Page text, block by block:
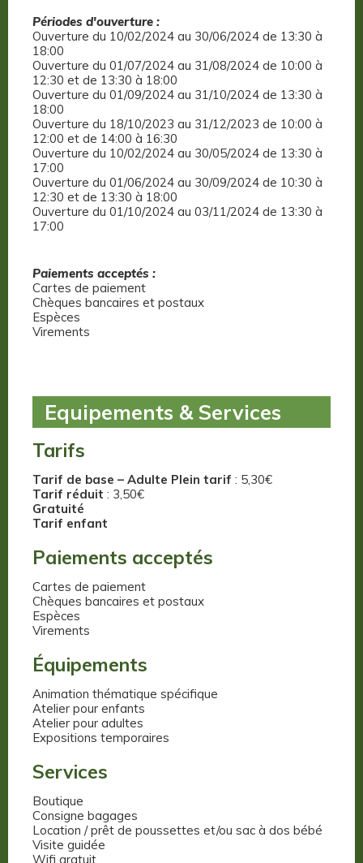
Périodes d'ouverture :
Ouverture du 10/02/2024 au 30/06/2024 de 13:30 à
18:00
Ouverture du 01/07/2024 au 31/08/2024 de 10:00 à
12:30 et de 13:30 à 18:00
Ouverture du 01/09/2024 au 31/10/2024 de 13:30 à
18:00
Ouverture du 18/10/2023 au 31/12/2023 de 10:00 à
12:00 et de 14:00 à 16:30
Ouverture du 10/02/2024 au 30/05/2024 de 13:30 à
17:00
Ouverture du 01/06/2024 au 30/09/2024 de 10:30 à
12:30 et de 13:30 à 18:00
Ouverture du 01/10/2024 au 03/11/2024 de 13:30 à
17:00
Paiements acceptés :
Cartes de paiement
Chèques bancaires et postaux
Espèces
Virements
Equipements & Services
Tarifs
Tarif de base – Adulte Plein tarif : 5,30€
Tarif réduit : 3,50€
Gratuité
Tarif enfant
Paiements acceptés
Cartes de paiement
Chèques bancaires et postaux
Espèces
Virements
Équipements
Animation thématique spécifique
Atelier pour enfants
Atelier pour adultes
Expositions temporaires
Services
Boutique
Consigne bagages
Location / prêt de poussettes et/ou sac à dos bébé
Visite guidée
Wifi gratuit